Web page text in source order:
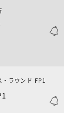
ラウンド FP1